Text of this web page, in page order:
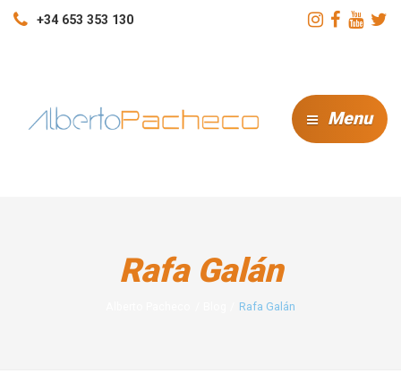
+34 653 353 130
Menu
Rafa Galán
Rafa Galán